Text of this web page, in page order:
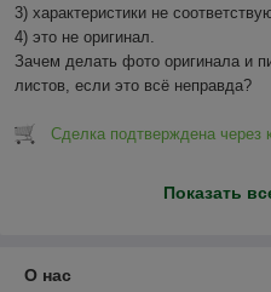
3) характеристики не
4) это не оригинал.
Зачем делать фото оригинала и
листов, если это всё неправда?
Сделка подтверждена через
Показать
О нас